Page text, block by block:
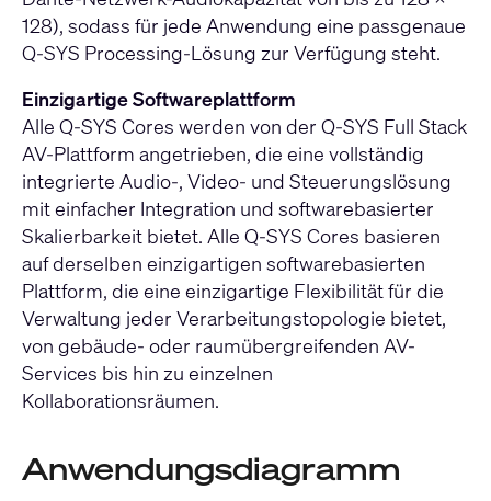
128), sodass für jede Anwendung eine passgenaue
Q-SYS Processing-Lösung zur Verfügung steht.
Einzigartige Softwareplattform
Alle Q-SYS Cores werden von der Q-SYS Full Stack
AV-Plattform angetrieben, die eine vollständig
integrierte Audio-, Video- und Steuerungslösung
mit einfacher Integration und softwarebasierter
Skalierbarkeit bietet. Alle Q-SYS Cores basieren
auf derselben einzigartigen softwarebasierten
Plattform, die eine einzigartige Flexibilität für die
Verwaltung jeder Verarbeitungstopologie bietet,
von gebäude- oder raumübergreifenden AV-
Services bis hin zu einzelnen
Kollaborationsräumen.
Anwendungsdiagramm